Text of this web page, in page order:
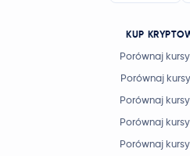
KUP
Porównaj kursy
Porównaj kursy
Porównaj kursy
Porównaj kursy
Porównaj kursy